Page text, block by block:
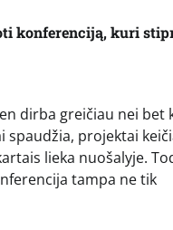
konferenciją, kuri
dirba greičiau nei bet
spaudžia, projektai
lieka nuošalyje.
tampa ne tik